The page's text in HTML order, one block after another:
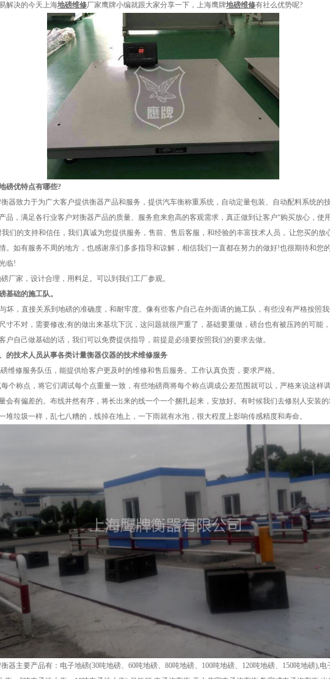
解决的今天上海地磅维修厂家鹰牌小编就跟大家分享一下，上海鹰牌地磅维修有社么优势呢?
优特点有哪些?
致力于为广大客户提供衡器产品和服务，提供汽车衡称重系统，自动定量包装、自动配料系统的
品，满足各行业客户对衡器产品的质量、服务愈来愈高的客观需求，真正做到让客户“购买放心，使
们的支持和信任，我们真诚为您提供服务，售前、售后客服，和经验的丰富技术人员， 让您买的放
。如有服务不周的地方，也感谢亲们多多指导和谅解，相信我们一直都在努力的做好!也很期待和您
临!
家，设计合理，用料足。可以到我们工厂参观。
础的施工队。
坏，直接关系到地磅的准确度，和耐牢度。像有些客户自己在外面请的施工队，有些没有严格按照
寸不对，需要修改;有的做出来基坑下沉，这问题就很严重了，基础要重做，磅台也有被压跨的可能
户自己做基础的话，我们可以免费提供指导，前提是必须要按照我们的要求去做。
技术人员从事各类计量衡器仪器的技术维修服务
维修服务队伍，能提供给客户更及时的维修和售后服务。工作认真负责，要求严格。
称点，将它们调试每个点重量一致，有些地磅商将每个称点调成公差范围就可以，严格来说这样
会有偏差的。布线井然有序，将长出来的线一个一个捆扎起来，安放好。有时候我们去修别人安装
堆垃圾一样，乱七八糟的，线掉在地上，一下雨就有水泡，很大程度上影响传感精度和寿命。
主要产品有：电子地磅(30吨地磅、60吨地磅、80吨地磅、100吨地磅、120吨地磅、150吨地磅),电